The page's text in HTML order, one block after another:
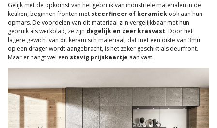
Gelijk met de opkomst van het gebruik van industriële materialen in de
keuken, beginnen fronten met steenfineer of keramiek ook aan hun
opmars. De voordelen van dit materiaal zijn vergelijkbaar met hun
gebruik als werkblad, ze zijn degelijk en zeer krasvast. Door het
lagere gewicht van dit keramisch materiaal, dat met een dikte van 3mm
op een drager wordt aangebracht, is het zeker geschikt als deurfront.
Maar er hangt wel een stevig prijskaartje aan vast.